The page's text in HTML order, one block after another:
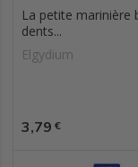
La petite marinière
dents...
Elgydium
Prix
3,79 €